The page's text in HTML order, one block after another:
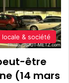
& société
être
(14 mars